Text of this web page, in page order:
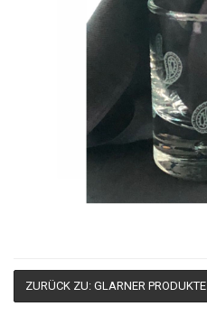
ZURÜCK ZU: GLARNER PRODUKTE